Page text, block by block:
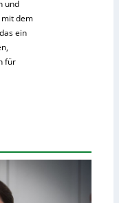
und
mit dem
ein
für